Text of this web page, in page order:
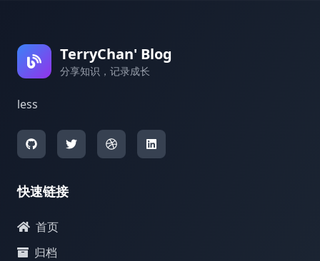
TerryChan' Blog
分享知识，记录成长
less
快速链接
首页
归档